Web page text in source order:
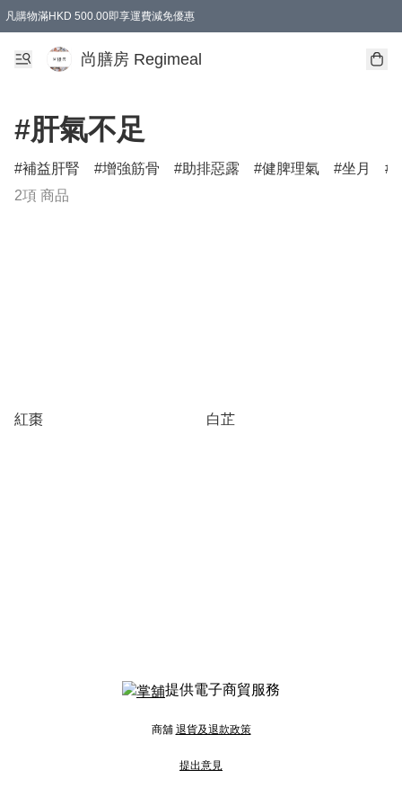
凡購物滿HKD 500.00即享運費減免優惠
尚膳房 Regimeal
#肝氣不足
補益肝腎 增強筋骨 助排惡露 健脾理氣 坐月
2項 商品
紅棗 白芷
提供電子商貿服務
商舖 退貨及退款政策
提出意見